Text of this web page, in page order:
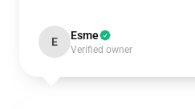
E Esme
Verified owner